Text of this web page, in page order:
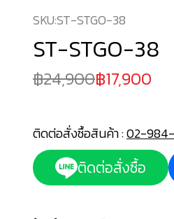
SKU:ST-STGO-38
ST-STGO-38
24,900 17,900
ติดต่อสั่งซื้อสินค้า :02-
ติดต่อสั่งซื้อ